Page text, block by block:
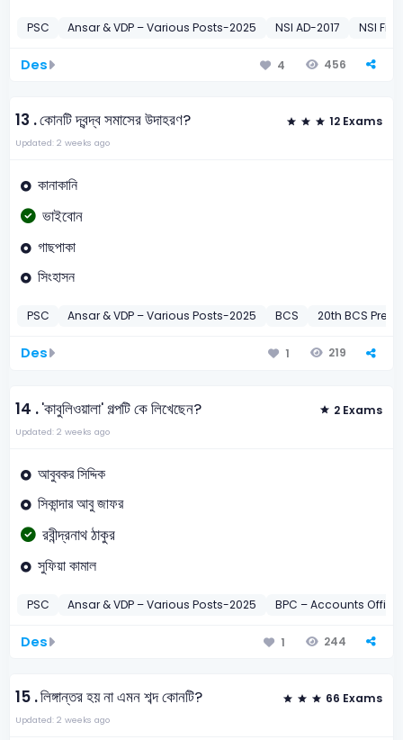
PSC Ansar & VDP – Various Posts-2025 NSI AD-2017 NSI
Des 4 456
13 .কোনটি দ্বন্দ্ব সমাসের উদাহরণ? 12 Exams
Updated: 2 weeks ago
কানাকানি
ভাইবোন
গাছপাকা
সিংহাসন
PSC Ansar & VDP – Various Posts-2025 BCS 20th BCS Preli-
Des 1 219
14 .'কাবুলিওয়ালা' গল্পটি কে লিখেছেন? 2 Exams
Updated: 2 weeks ago
আবুবকর সিদ্দিক
সিকান্দার আবু জাফর
রবীন্দ্রনাথ ঠাকুর
সুফিয়া কামাল
PSC Ansar & VDP – Various Posts-2025 BPC – Accounts
Des 1 244
15 .লিঙ্গান্তর হয় না এমন শব্দ কোনটি? 66 Exams
Updated: 2 weeks ago